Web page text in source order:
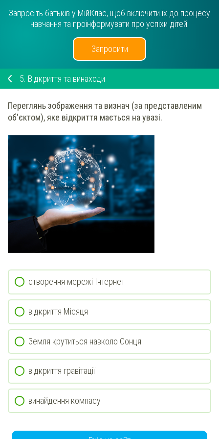
Запросіть батьків у МійКлас, щоб включити їх до процесу
навчання та проінформувати про успіхи дітей.
Запросити
5. Відкриття та винаходи
Перегляньзображення та визнач (за представленим
об'єктом), яке відкриття мається на увазі.
створення мережі Інтернет
відкриття Місяця
Земля крутиться навколо Сонця
відкриття гравітації
винайдення компасу